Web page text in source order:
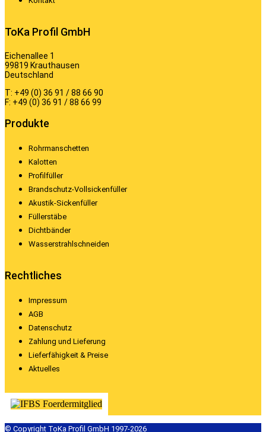
ToKa Profil GmbH
Eichenallee 1
99819 Krauthausen
Deutschland
T: +49 (0) 36 91 / 88 66 90
F: +49 (0) 36 91 / 88 66 99
Produkte
Rohrmanschetten
Kalotten
Profilfüller
Brandschutz-Vollsickenfüller
Akustik-Sickenfüller
Füllerstäbe
Dichtbänder
Wasserstrahlschneiden
Rechtliches
Impressum
AGB
Datenschutz
Zahlung und Lieferung
Lieferfähigkeit & Preise
Aktuelles
© Copyright ToKa Profil GmbH 1997-2026